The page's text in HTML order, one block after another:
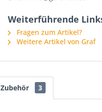
Weiterführende
Fragen zum Artikel?
Weitere Artikel von Graf
Zubehör 3